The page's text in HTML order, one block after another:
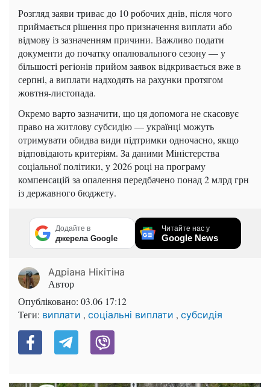
Розгляд заяви триває до 10 робочих днів, після чого
приймається рішення про призначення виплати або
відмову із зазначенням причини. Важливо подати
документи до початку опалювального сезону — у
більшості регіонів прийом заявок відкривається вже в
серпні, а виплати надходять на рахунки протягом
жовтня-листопада.
Окремо варто зазначити, що ця допомога не скасовує
право на житлову субсидію — українці можуть
отримувати обидва види підтримки одночасно, якщо
відповідають критеріям. За даними Міністерства
соціальної політики, у 2026 році на програму
компенсацій за опалення передбачено понад 2 млрд грн
із державного бюджету.
Додайте в
джерела Google
Читайте нас у
Google News
Адріана Нікітіна
Автор
Опубліковано: 03.06 17:12
Теги: виплати , соціальні виплати , субсидія